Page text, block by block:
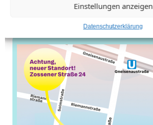
Einstellungen anzeigen
Datenschutzerklärung